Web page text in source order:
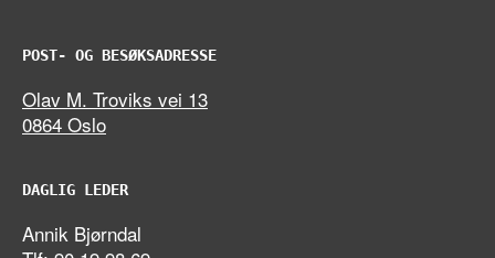
POST- OG BESØKSADRESSE
Olav M. Troviks vei 13
0864 Oslo
DAGLIG LEDER
Annik Bjørndal